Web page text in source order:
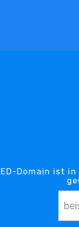
Domain ist